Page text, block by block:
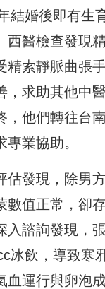
結婚後即有生
西醫檢查發現
精索靜脈曲張
，求助其他中
，他們轉往台
業協助。
估發現，除男
數值正常，卻
入諮詢發現，
冰飲，導致寒
運行與卵泡成